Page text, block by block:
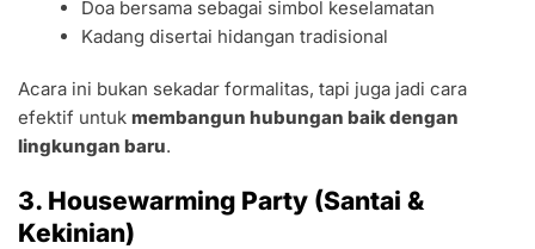
Doa bersama sebagai simbol keselamatan
Kadang disertai hidangan tradisional
Acara ini bukan sekadar formalitas, tapi juga jadi cara
efektif untuk membangun hubungan baik dengan
lingkungan baru.
3. Housewarming Party (Santai &
Kekinian)